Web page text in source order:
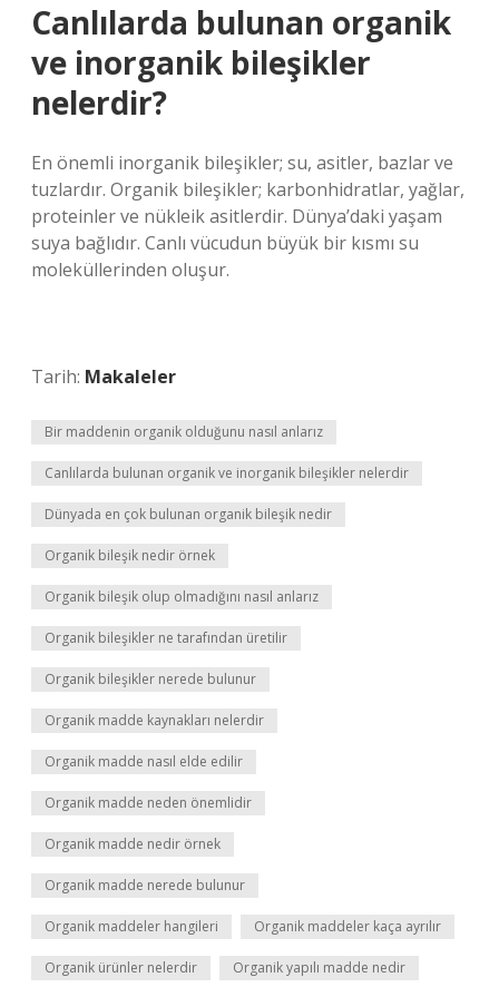
Canlılarda bulunan organik
ve inorganik bileşikler
nelerdir?
En önemli inorganik bileşikler; su, asitler, bazlar ve
tuzlardır. Organik bileşikler; karbonhidratlar, yağlar,
proteinler ve nükleik asitlerdir. Dünya’daki yaşam
suya bağlıdır. Canlı vücudun büyük bir kısmı su
moleküllerinden oluşur.
Tarih: Makaleler
Bir maddenin organik olduğunu nasıl anlarız
Canlılarda bulunan organik ve inorganik bileşikler nelerdir
Dünyada en çok bulunan organik bileşik nedir
Organik bileşik nedir örnek
Organik bileşik olup olmadığını nasıl anlarız
Organik bileşikler ne tarafından üretilir
Organik bileşikler nerede bulunur
Organik madde kaynakları nelerdir
Organik madde nasıl elde edilir
Organik madde neden önemlidir
Organik madde nedir örnek
Organik madde nerede bulunur
Organik maddeler hangileri Organik maddeler kaça ayrılır
Organik ürünler nelerdir Organik yapılı madde nedir